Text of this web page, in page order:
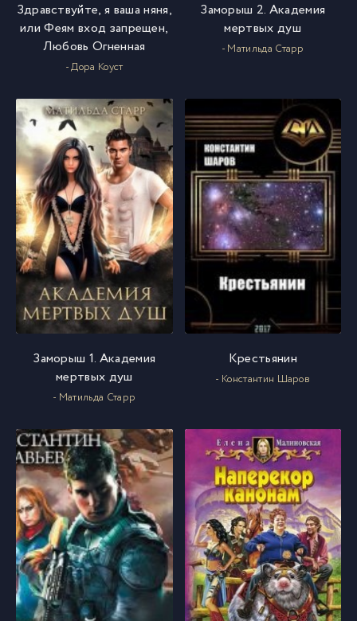
Здравствуйте, я ваша няня,
или Феям вход запрещен,
Любовь Огненная
- Дора Коуст
Заморыш 2. Академия
мертвых душ
- Матильда Старр
Заморыш 1. Академия
мертвых душ
- Матильда Старр
Крестьянин
- Константин Шаров